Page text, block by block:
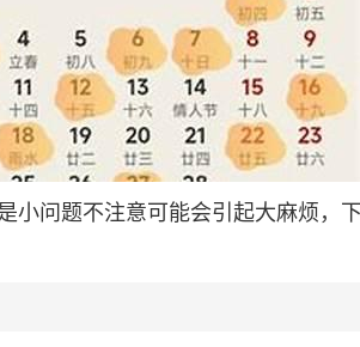
小问题不注意可能会引起大麻烦，